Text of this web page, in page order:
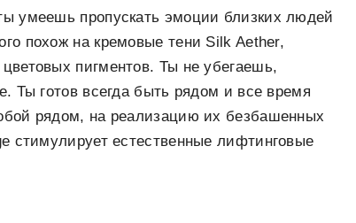
умеешь пропускать эмоции близких людей
похож на кремовые тени Silk Aether,
пигментов. Ты не убегаешь,
Ты готов всегда быть рядом и все время
рядом, на реализацию их безбашенных
стимулирует естественные лифтинговые